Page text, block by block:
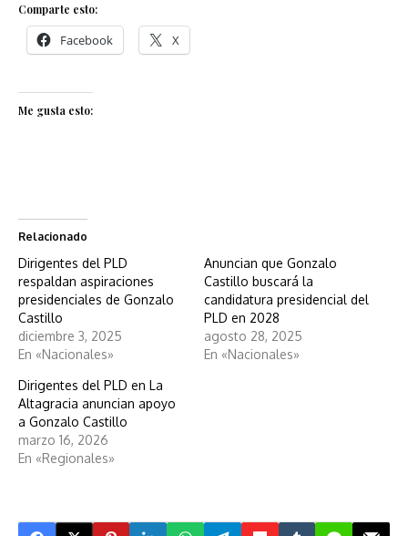
Comparte esto:
Facebook X
Me gusta esto:
Relacionado
Dirigentes del PLD
respaldan aspiraciones
presidenciales de Gonzalo
Castillo
diciembre 3, 2025
En «Nacionales»
Anuncian que Gonzalo
Castillo buscará la
candidatura presidencial del
PLD en 2028
agosto 28, 2025
En «Nacionales»
Dirigentes del PLD en La
Altagracia anuncian apoyo
a Gonzalo Castillo
marzo 16, 2026
En «Regionales»